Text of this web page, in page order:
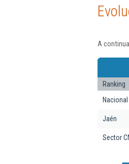
A
Ranking
Nacional
Jaén
Sector